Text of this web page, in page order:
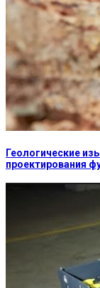
Геологические
проектирования